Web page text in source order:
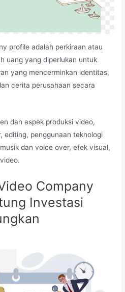
profile adalah perkiraan atau
uang yang diperlukan untuk
yang mencerminkan identitas,
cerita perusahaan secara
dan aspek produksi video,
editing, penggunaan teknologi
dan voice over, efek visual,
Company
Investasi